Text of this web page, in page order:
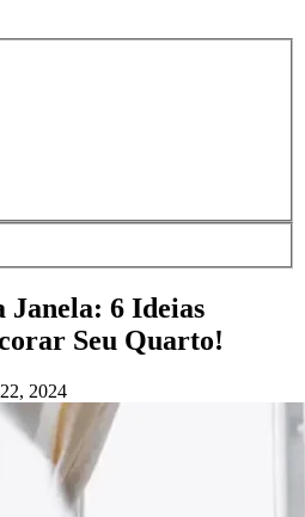
Janela: 6 Ideias
Seu Quarto!
2024